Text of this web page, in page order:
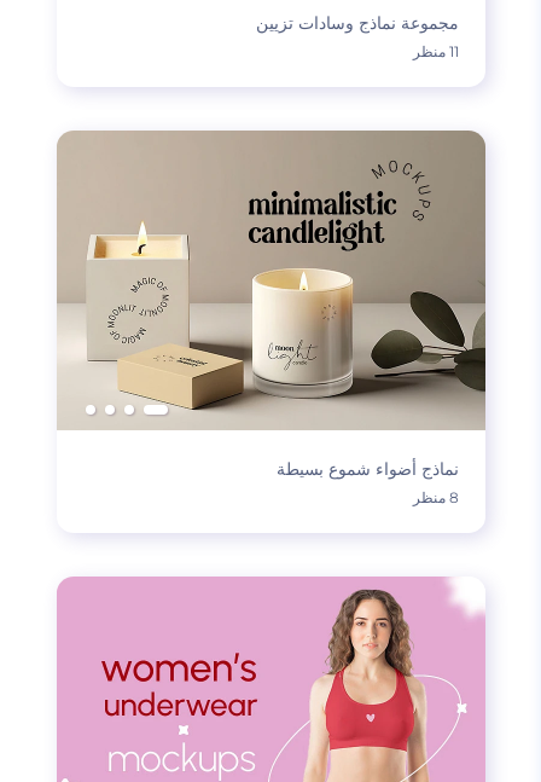
مجموعة نماذج وسادات تزيين
11 منظر
نماذج أضواء شموع بسيطة
8 منظر